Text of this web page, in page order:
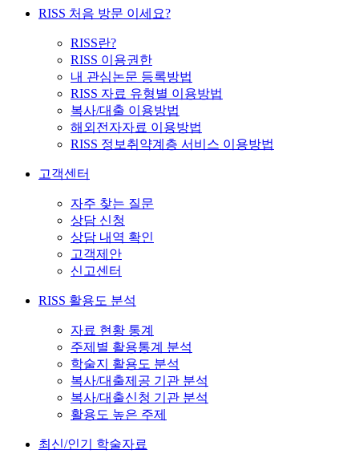
RISS 처음 방문 이세요?
RISS란?
RISS 이용권한
내 관심논문 등록방법
RISS 자료 유형별 이용방법
복사/대출 이용방법
해외전자자료 이용방법
RISS 정보취약계층 서비스 이용방법
고객센터
자주 찾는 질문
상담 신청
상담 내역 확인
고객제안
신고센터
RISS 활용도 분석
자료 현황 통계
주제별 활용통계 분석
학술지 활용도 분석
복사/대출제공 기관 분석
복사/대출신청 기관 분석
활용도 높은 주제
최신/인기 학술자료